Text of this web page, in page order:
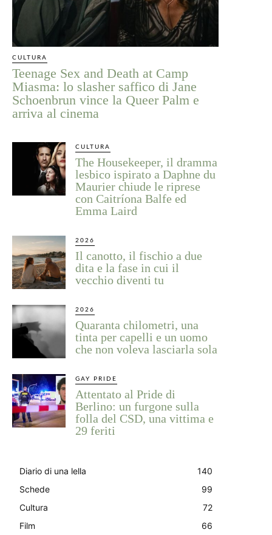
CULTURA
Teenage Sex and Death at Camp
Miasma: lo slasher saffico di Jane
Schoenbrun vince la Queer Palm e
arriva al cinema
CULTURA
The Housekeeper, il dramma
lesbico ispirato a Daphne du
Maurier chiude le riprese
con Caitríona Balfe ed
Emma Laird
2026
Il canotto, il fischio a due
dita e la fase in cui il
vecchio diventi tu
2026
Quaranta chilometri, una
tinta per capelli e un uomo
che non voleva lasciarla sola
GAY PRIDE
Attentato al Pride di
Berlino: un furgone sulla
folla del CSD, una vittima e
29 feriti
Diario di una lella
140
Schede
99
Cultura
72
Film
66